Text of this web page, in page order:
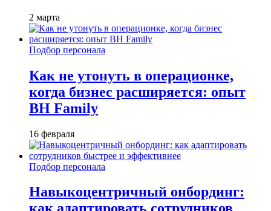
2 марта
Подбор персонала
Как не утонуть в операционке,
когда бизнес расширяется: опыт
BH Family
16 февраля
Подбор персонала
Навыкоцентричный онбординг: